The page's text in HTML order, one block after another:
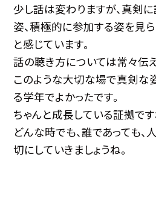
少し話は変わりますが、真剣
姿、積極的に参加する姿を見
と感じています。
話の聴き方については常々伝
このような大切な場で真剣な
る学年でよかったです。
ちゃんと成長している証拠です
どんな時でも、誰であっても
切にしていきましょうね。